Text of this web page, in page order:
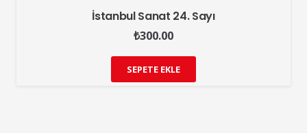
İstanbul Sanat 24. Sayı
₺300.00
SEPETE EKLE